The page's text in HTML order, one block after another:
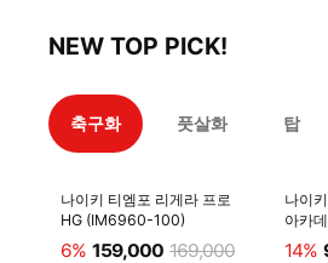
NEW TOP PICK!
축구화 풋살화 탑
나이키 티엠포 리게라 프로
HG (IM6960-100)
6% 159,000 169,000
나이
아카
600)
14%